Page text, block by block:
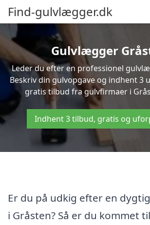
Find-gulvlægger.dk
Gulvlægger
Leder du efter en professionel
Beskriv din gulvopgave og indhent 3
gratis tilbud fra gulvfirmaer i
Indhent 3 tilbud, gratis og
Er du på udkig efter en
i Gråsten? Så er du kommet